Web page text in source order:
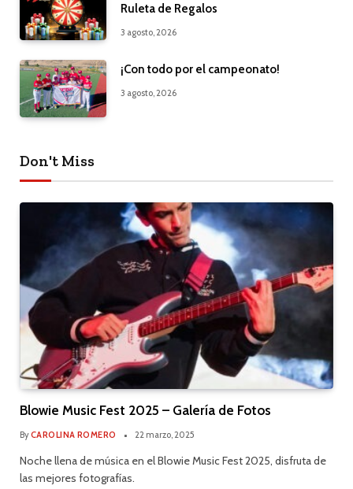
Ruleta de Regalos
3 agosto, 2026
¡Con todo por el campeonato!
3 agosto, 2026
Don't Miss
Blowie Music Fest 2025 – Galería de Fotos
ByCAROLINA ROMERO 22 marzo, 2025
Noche llena de música en el Blowie Music Fest 2025, disfruta de
las mejores fotografías.